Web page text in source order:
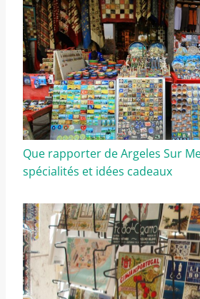
Que rapporter de Argeles Sur
spécialités et idées cadeaux